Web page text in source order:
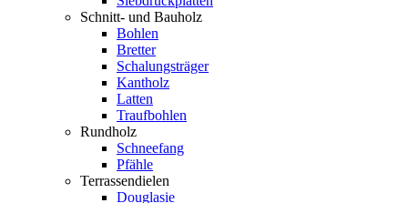
Schnitt- und Bauholz
Bohlen
Bretter
Schalungsträger
Kantholz
Latten
Traufbohlen
Rundholz
Schneefang
Pfähle
Terrassendielen
Douglasie